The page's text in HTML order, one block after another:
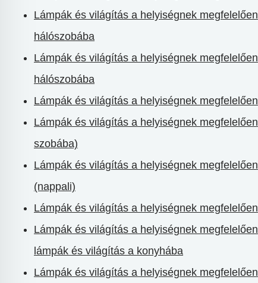
Lámpák és világítás a helyiségnek megfelelően
hálószobába
Lámpák és világítás a helyiségnek megfelelően
hálószobába
Lámpák és világítás a helyiségnek megfelelően
Lámpák és világítás a helyiségnek megfelelően
szobába)
Lámpák és világítás a helyiségnek megfelelően
(nappali)
Lámpák és világítás a helyiségnek megfelelően
Lámpák és világítás a helyiségnek megfelelően
lámpák és világítás a konyhába
Lámpák és világítás a helyiségnek megfelelően